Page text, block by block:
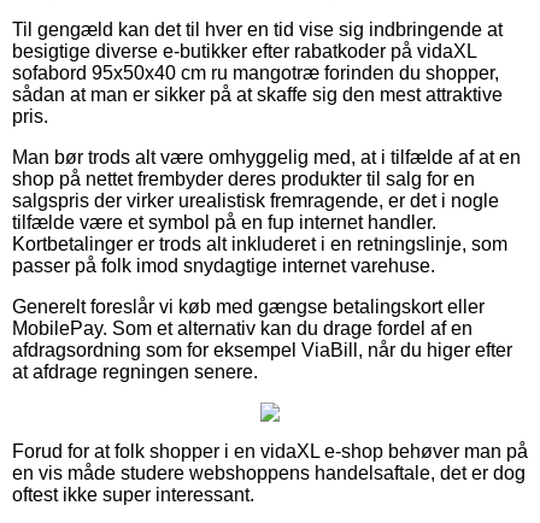
Til gengæld kan det til hver en tid vise sig indbringende at
besigtige diverse e-butikker efter rabatkoder på vidaXL
sofabord 95x50x40 cm ru mangotræ forinden du shopper,
sådan at man er sikker på at skaffe sig den mest attraktive
pris.
Man bør trods alt være omhyggelig med, at i tilfælde af at en
shop på nettet frembyder deres produkter til salg for en
salgspris der virker urealistisk fremragende, er det i nogle
tilfælde være et symbol på en fup internet handler.
Kortbetalinger er trods alt inkluderet i en retningslinje, som
passer på folk imod snydagtige internet varehuse.
Generelt foreslår vi køb med gængse betalingskort eller
MobilePay. Som et alternativ kan du drage fordel af en
afdragsordning som for eksempel ViaBill, når du higer efter
at afdrage regningen senere.
Forud for at folk shopper i en vidaXL e-shop behøver man på
en vis måde studere webshoppens handelsaftale, det er dog
oftest ikke super interessant.